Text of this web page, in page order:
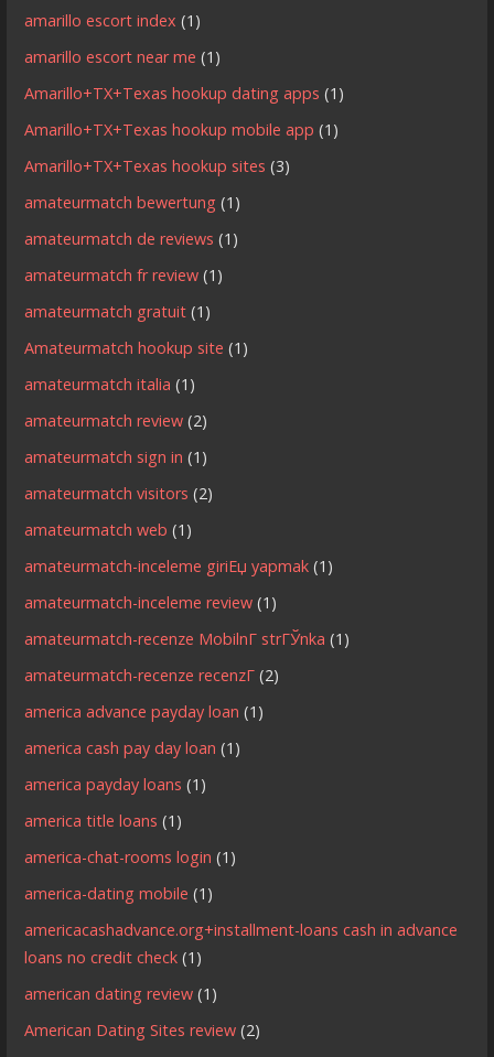
amarillo escort index (1)
amarillo escort near me (1)
Amarillo+TX+Texas hookup dating apps (1)
Amarillo+TX+Texas hookup mobile app (1)
Amarillo+TX+Texas hookup sites (3)
amateurmatch bewertung (1)
amateurmatch de reviews (1)
amateurmatch fr review (1)
amateurmatch gratuit (1)
Amateurmatch hookup site (1)
amateurmatch italia (1)
amateurmatch review (2)
amateurmatch sign in (1)
amateurmatch visitors (2)
amateurmatch web (1)
amateurmatch-inceleme giriЕџ yapmak (1)
amateurmatch-inceleme review (1)
amateurmatch-recenze MobilnГ­ strГЎnka (1)
amateurmatch-recenze recenzГ­ (2)
america advance payday loan (1)
america cash pay day loan (1)
america payday loans (1)
america title loans (1)
america-chat-rooms login (1)
america-dating mobile (1)
americacashadvance.org+installment-loans cash in advance
loans no credit check (1)
american dating review (1)
American Dating Sites review (2)